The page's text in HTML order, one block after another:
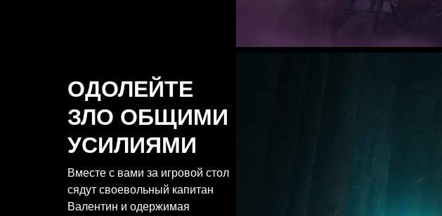
ОДОЛЕЙТЕ
ЗЛО ОБЩИМИ
УСИЛИЯМИ
Вместе с вами за игровой стол
сядут своевольный капитан
Валентин и одержимая